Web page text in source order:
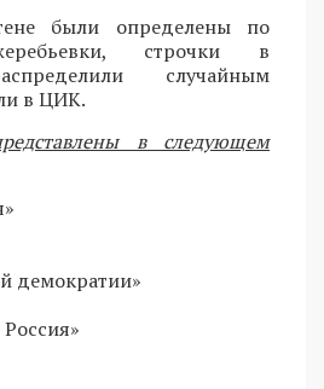
были определены по
строчки в
случайным
в ЦИК.
в следующем
демократии»